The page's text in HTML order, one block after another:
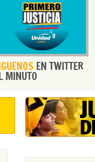
EN TWITTER
MINUTO